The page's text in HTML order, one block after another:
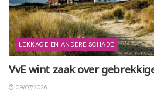
LEKKAGE EN ANDERE SCHADE
VvE wint zaak over
09/07/2026